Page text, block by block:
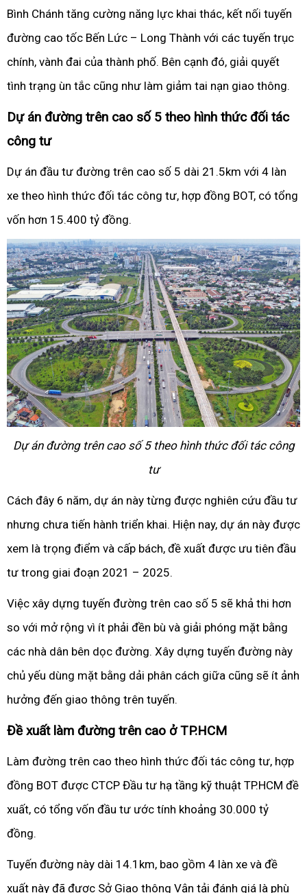
Bình Chánh tăng cường năng lực khai thác, kết nối tuyến
đường cao tốc Bến Lức – Long Thành với các tuyến trục
chính, vành đai của thành phố. Bên cạnh đó, giải quyết
tình trạng ùn tắc cũng như làm giảm tai nạn giao thông.
Dự án đường trên cao số 5 theo hình thức đối tác
công tư
Dự án đầu tư đường trên cao số 5 dài 21.5km với 4 làn
xe theo hình thức đối tác công tư, hợp đồng BOT, có tổng
vốn hơn 15.400 tỷ đồng.
Dự án đường trên cao số 5 theo hình thức đối tác công
tư
Cách đây 6 năm, dự án này từng được nghiên cứu đầu tư
nhưng chưa tiến hành triển khai. Hiện nay, dự án này được
xem là trọng điểm và cấp bách, đề xuất được ưu tiên đầu
tư trong giai đoạn 2021 – 2025.
Việc xây dựng tuyến đường trên cao số 5 sẽ khả thi hơn
so với mở rộng vì ít phải đền bù và giải phóng mặt bằng
các nhà dân bên dọc đường. Xây dựng tuyến đường này
chủ yếu dùng mặt bằng dải phân cách giữa cũng sẽ ít ảnh
hưởng đến giao thông trên tuyến.
Đề xuất làm đường trên cao ở TP.HCM
Làm đường trên cao theo hình thức đối tác công tư, hợp
đồng BOT được CTCP Đầu tư hạ tầng kỹ thuật TP.HCM đề
xuất, có tổng vốn đầu tư ước tính khoảng 30.000 tỷ
đồng.
Tuyến đường này dài 14.1km, bao gồm 4 làn xe và đề
xuất này đã được Sở Giao thông Vận tải đánh giá là phù